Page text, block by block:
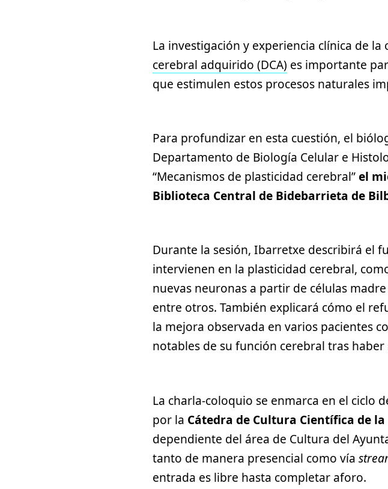
La investigación y experiencia clínica de
cerebral adquirido (DCA) es importante
que estimulen estos procesos naturales
Para profundizar en esta cuestión, el
Departamento de Biología Celular e
“Mecanismos de plasticidad cerebral”el
Biblioteca Central de Bidebarrieta de
Durante la sesión, Ibarretxe describirá el
intervienen en la plasticidad cerebral,
nuevas neuronas a partir de células
entre otros. También explicará cómo el
la mejora observada en varios pacientes
notables de su función cerebral tras
La charla-coloquio se enmarca en el ciclo
por la Cátedra de Cultura Científica de la
dependiente del área de Cultura del
tanto de manera presencial como vía
entrada es libre hasta completar aforo.